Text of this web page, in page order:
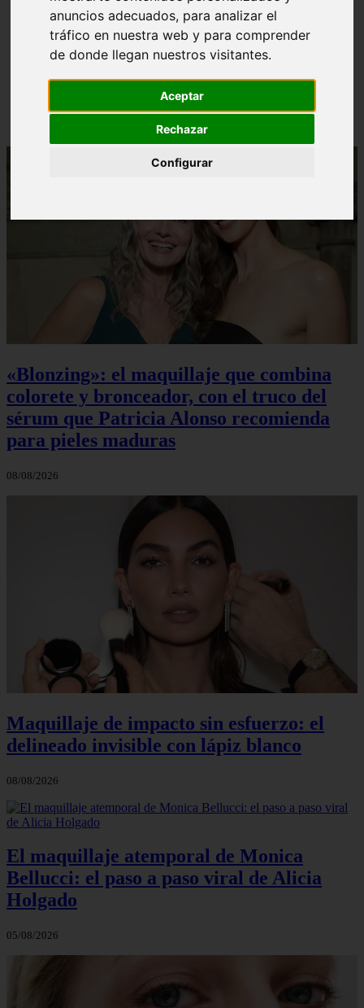
anuncios adecuados, para analizar el
tráfico en nuestra web y para comprender
de donde llegan nuestros visitantes.
Aceptar
Rechazar
Configurar
¿Cuál es la mejor crema anticelulíticas? opiniones y
análisis
«Blonzing»: el maquillaje que combina
colorete y bronceador, con el truco del
sérum que Patricia Alonso recomienda
para pieles maduras
08/08/2026
Maquillaje de impacto sin esfuerzo: el
delineado invisible con lápiz blanco
08/08/2026
El maquillaje atemporal de Monica
Bellucci: el paso a paso viral de Alicia
Holgado
05/08/2026